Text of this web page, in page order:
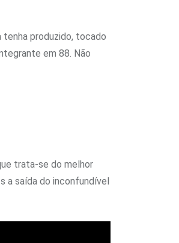
tenha produzido, tocado
em 88. Não
trata-se do melhor
a saída do inconfundível